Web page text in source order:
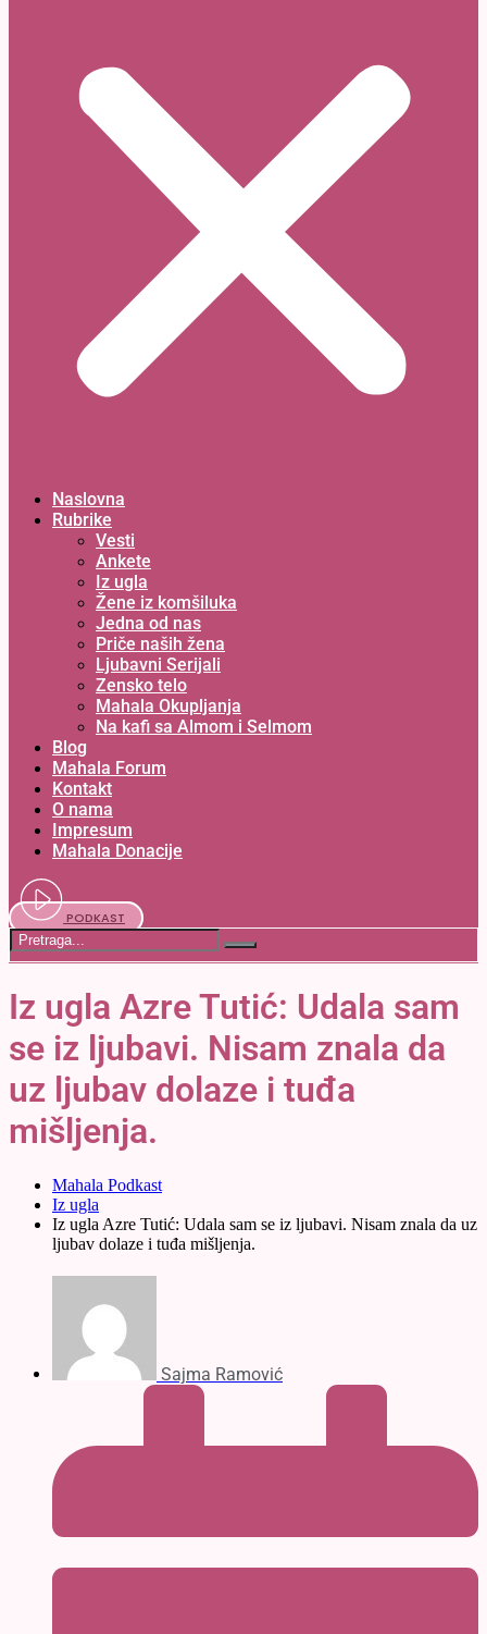
Naslovna
Rubrike
Vesti
Ankete
Iz ugla
Žene iz komšiluka
Jedna od nas
Priče naših žena
Ljubavni Serijali
Zensko telo
Mahala Okupljanja
Na kafi sa Almom i Selmom
Blog
Mahala Forum
Kontakt
O nama
Impresum
Mahala Donacije
PODKAST
Iz ugla Azre Tutić: Udala sam
se iz ljubavi. Nisam znala da
uz ljubav dolaze i tuđa
mišljenja.
Mahala Podkast
Iz ugla
Iz ugla Azre Tutić: Udala sam se iz ljubavi. Nisam znala da uz
ljubav dolaze i tuđa mišljenja.
Sajma Ramović